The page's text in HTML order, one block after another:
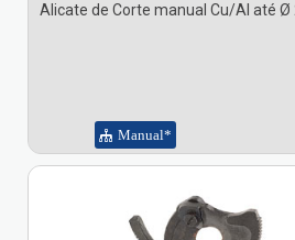
Alicate de Corte manual Cu/Al até Ø
Manual*